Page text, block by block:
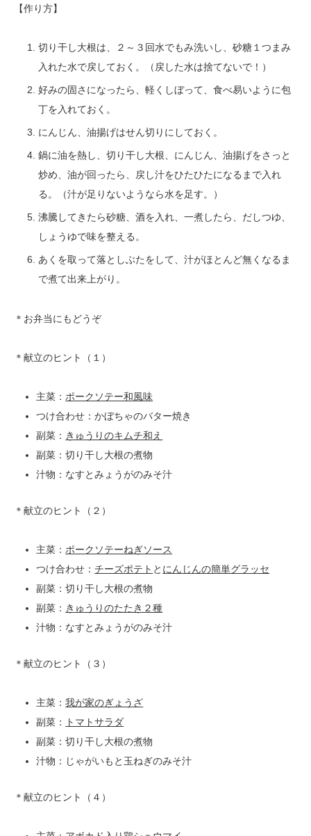
【作り方】
切り干し大根は、２～３回水でもみ洗いし、砂糖１つまみ
入れた水で戻しておく。（戻した水は捨てないで！）
好みの固さになったら、軽くしぼって、食べ易いように包
丁を入れておく。
にんじん、油揚げはせん切りにしておく。
鍋に油を熱し、切り干し大根、にんじん、油揚げをさっと
炒め、油が回ったら、戻し汁をひたひたになるまで入れ
る。（汁が足りないようなら水を足す。）
沸騰してきたら砂糖、酒を入れ、一煮したら、だしつゆ、
しょうゆで味を整える。
あくを取って落としぶたをして、汁がほとんど無くなるま
で煮て出来上がり。
＊お弁当にもどうぞ
＊献立のヒント（１）
主菜：ポークソテー和風味
つけ合わせ：かぼちゃのバター焼き
副菜： きゅうりのキムチ和え
副菜：切り干し大根の煮物
汁物：なすとみょうがのみそ汁
＊献立のヒント（２）
主菜：ポークソテーねぎソース
つけ合わせ：チーズポテト と にんじんの簡単グラッセ
副菜：切り干し大根の煮物
副菜： きゅうりのたたき２種
汁物：なすとみょうがのみそ汁
＊献立のヒント（３）
主菜：我が家のぎょうざ
副菜：
トマトサラダ
副菜：切り干し大根の煮物
汁物：じゃがいもと玉ねぎのみそ汁
＊献立のヒント（４）